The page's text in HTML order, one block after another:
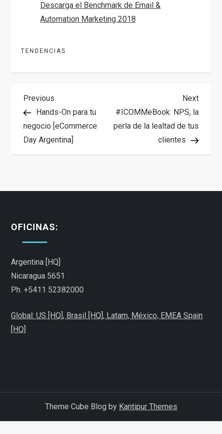
Descarga el Benchmark de Email &
Automation Marketing 2018
TENDENCIAS
N
a
v
g
a
c
i
ó
n
d
Previous
Post
Previous
Hands-On para tu
negocio [eCommerce
Day Argentina]
Next
Post
Next
#ICOMMeBook: NPS, la
perla de la lealtad de tus
clientes
OFICINAS:
Argentina [HQ]
Nicaragua 5651
Ph. +5411 52382000
Global: US [HQ], Brasil [HQ], Latam, México, EMEA Spain
[HQ]
Theme Cube Blog by Kantipur Themes